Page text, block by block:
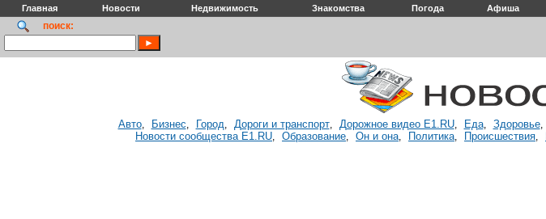
Главная Новости Недвижимость Знакомства Погода Афиша
поиск:
Авто, Бизнес, Город, Дороги и транспорт, Дорожное видео E1.RU, Еда, Здоровье,
Новости сообщества E1.RU, Образование, Он и она, Политика, Происшествия,